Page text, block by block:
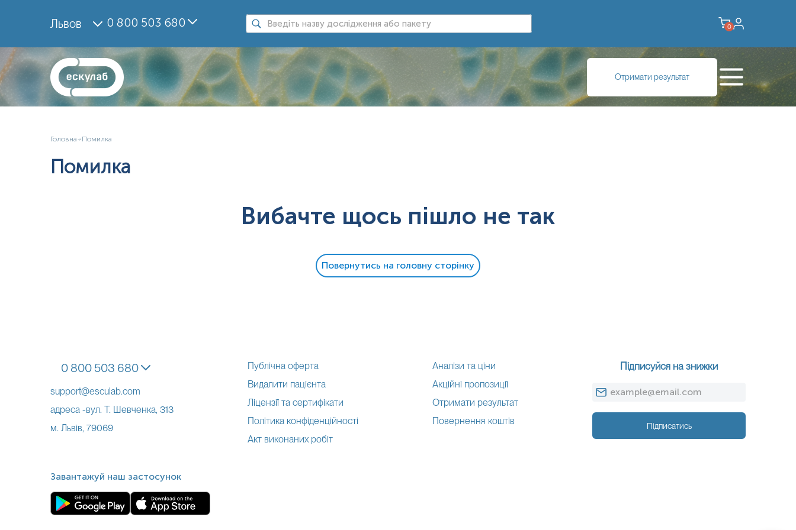
Львов 0 800 503 680 0
Отримати результат
Головна Помилка
Помилка
Вибачте щось пішло не так
Повернутись на головну сторінку
0 800 503 680
support@esculab.com
адреса -вул. Т. Шевченка, 313
м. Львів, 79069
Публічна оферта
Видалити пацієнта
Ліцензії та сертифікати
Політика конфіденційності
Акт виконаних робіт
Аналізи та ціни
Акційні пропозиції
Отримати результат
Повернення коштів
Підписуйся на знижки
Підписатись
Завантажуй наш застосунок